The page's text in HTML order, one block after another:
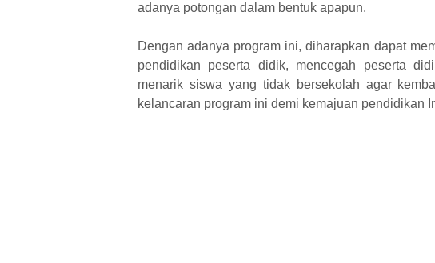
adanya potongan dalam bentuk apapun.
Dengan adanya program ini, diharapkan dapat
pendidikan peserta didik, mencegah peserta
menarik siswa yang tidak bersekolah agar
kelancaran program ini demi kemajuan pendidikan